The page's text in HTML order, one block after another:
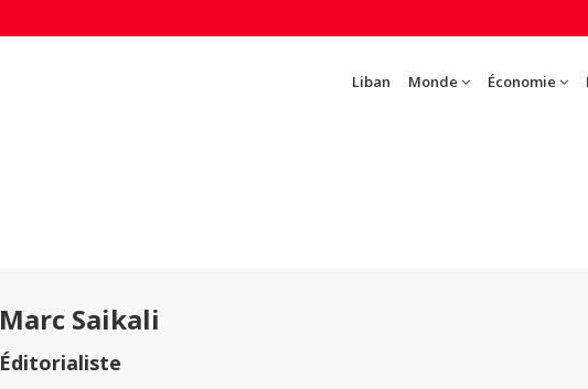
Liban Monde Économie
Marc Saikali
Éditorialiste